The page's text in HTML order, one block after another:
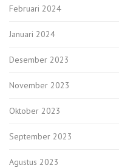
Februari 2024
Januari 2024
Desember 2023
November 2023
Oktober 2023
September 2023
Agustus 2023